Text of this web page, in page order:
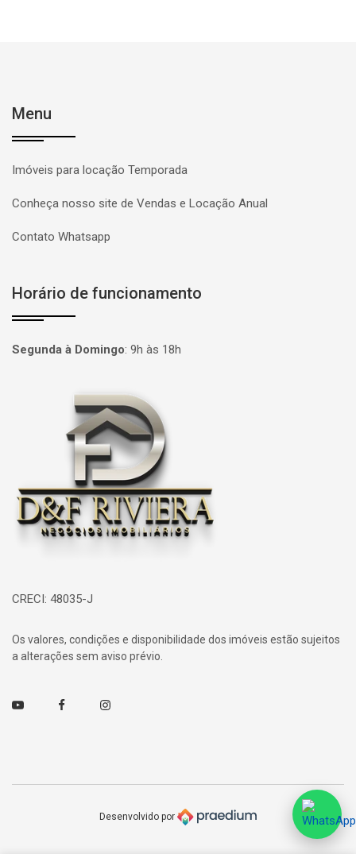
Menu
Imóveis para locação Temporada
Conheça nosso site de Vendas e Locação Anual
Contato Whatsapp
Horário de funcionamento
Segunda à Domingo: 9h às 18h
Página inicial
CRECI: 48035-J
Os valores, condições e disponibilidade dos imóveis estão sujeitos
a alterações sem aviso prévio.
Youtube FacebookInstagram
Desenvolvido por